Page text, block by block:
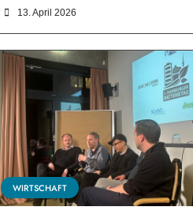
13. April 2026
WIRTSCHAFT